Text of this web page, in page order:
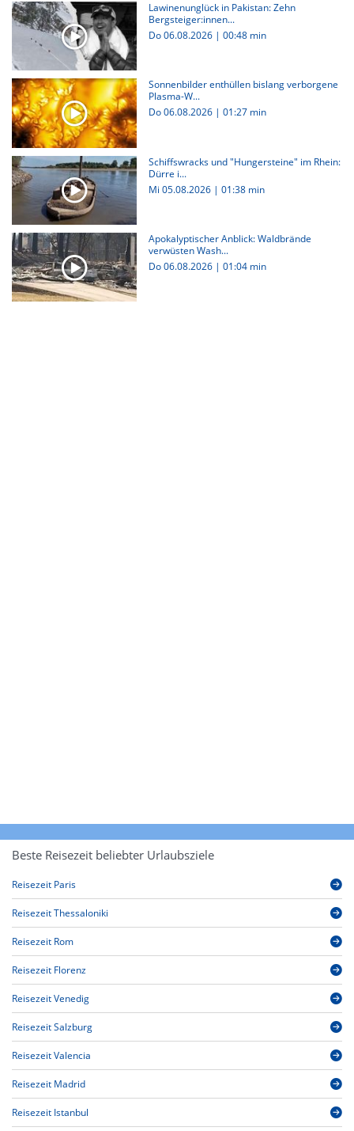
Lawinenunglück in Pakistan: Zehn
Bergsteiger:innen...
Do 06.08.2026 | 00:48 min
Sonnenbilder enthüllen bislang verborgene
Plasma-W...
Do 06.08.2026 | 01:27 min
Schiffswracks und "Hungersteine" im Rhein:
Dürre i...
Mi 05.08.2026 | 01:38 min
Apokalyptischer Anblick: Waldbrände
verwüsten Wash...
Do 06.08.2026 | 01:04 min
Beste Reisezeit beliebter Urlaubsziele
Reisezeit Paris
Reisezeit Thessaloniki
Reisezeit Rom
Reisezeit Florenz
Reisezeit Venedig
Reisezeit Salzburg
Reisezeit Valencia
Reisezeit Madrid
Reisezeit Istanbul